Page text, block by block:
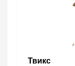
Твикс